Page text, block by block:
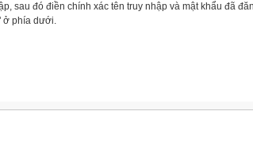
sau đó điền chính xác tên truy nhập và mật khẩu đã
ở phía dưới.